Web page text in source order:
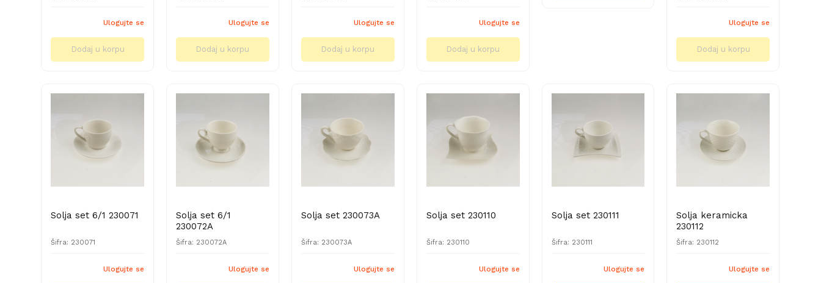
Ulogujte se
Dodaj u korpu
Ulogujte se
Dodaj u korpu
Ulogujte se
Dodaj u korpu
Ulogujte se
Dodaj u korpu
Ulogujte se
Dodaj u korpu
Solja set 6/1 230071
Šifra: 230071
Ulogujte se
Solja set 6/1
230072A
Šifra: 230072A
Ulogujte se
Solja set 230073A
Šifra: 230073A
Ulogujte se
Solja set 230110
Šifra: 230110
Ulogujte se
Solja set 230111
Šifra: 230111
Ulogujte se
Solja keramicka
230112
Šifra: 230112
Ulogujte se